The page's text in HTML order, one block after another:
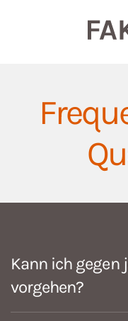
Skip to main
Kann ich gegen
vorgehen?